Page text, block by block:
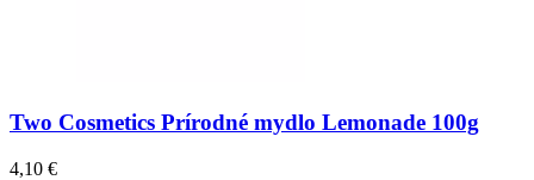
Two Cosmetics Prírodné mydlo Lemonade 100g
4,10 €